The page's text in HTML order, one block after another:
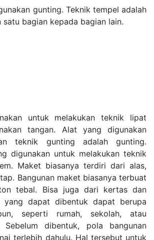
gunting. Teknik tempel adalah
bagian kepada bagian lain.
untuk melakukan teknik lipat
tangan. Alat yang digunakan
teknik gunting adalah gunting.
digunakan untuk melakukan teknik
Maket biasanya terdiri dari alas,
Bangunan maket biasanya terbuat
tebal. Bisa juga dari kertas dan
yang dapat dibentuk dapat berupa
seperti rumah, sekolah, atau
Sebelum dibentuk, pola bangunan
terlebih dahulu. Hal tersebut untuk